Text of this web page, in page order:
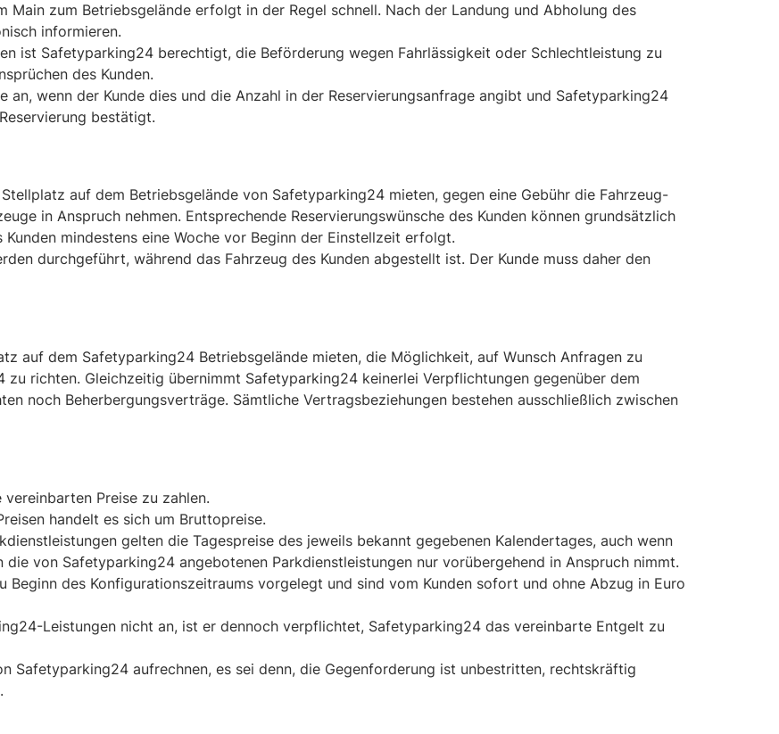
Main zum Betriebsgelände erfolgt in der Regel schnell. Nach der Landung und Abholung des
informieren.
ist Safetyparking24 berechtigt, die Beförderung wegen Fahrlässigkeit oder Schlechtleistung zu
des Kunden.
wenn der Kunde dies und die Anzahl in der Reservierungsanfrage angibt und Safetyparking24
bestätigt.
auf dem Betriebsgelände von Safetyparking24 mieten, gegen eine Gebühr die Fahrzeug-
in Anspruch nehmen. Entsprechende Reservierungswünsche des Kunden können grundsätzlich
mindestens eine Woche vor Beginn der Einstellzeit erfolgt.
durchgeführt, während das Fahrzeug des Kunden abgestellt ist. Der Kunde muss daher den
auf dem Safetyparking24 Betriebsgelände mieten, die Möglichkeit, auf Wunsch Anfragen zu
richten. Gleichzeitig übernimmt Safetyparking24 keinerlei Verpflichtungen gegenüber dem
noch Beherbergungsverträge. Sämtliche Vertragsbeziehungen bestehen ausschließlich zwischen
Preise zu zahlen.
handelt es sich um Bruttopreise.
gelten die Tagespreise des jeweils bekannt gegebenen Kalendertages, auch wenn
die von Safetyparking24 angebotenen Parkdienstleistungen nur vorübergehend in Anspruch nimmt.
Beginn des Konfigurationszeitraums vorgelegt und sind vom Kunden sofort und ohne Abzug in Euro
Leistungen nicht an, ist er dennoch verpflichtet, Safetyparking24 das vereinbarte Entgelt zu
Safetyparking24 aufrechnen, es sei denn, die Gegenforderung ist unbestritten, rechtskräftig